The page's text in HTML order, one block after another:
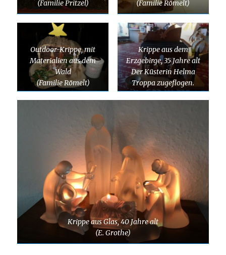
(Familie Pritzel)
(Familie Römelt)
Outdoor-Krippe, mit
Materialien aus dem
Wald
(Familie Römelt)
Krippe aus dem
Erzgebirge, 35 Jahre alt
Der Küsterin Helma
Troppa zugeflogen.
Krippe aus Glas, 40 Jahre alt
(E. Grothe)